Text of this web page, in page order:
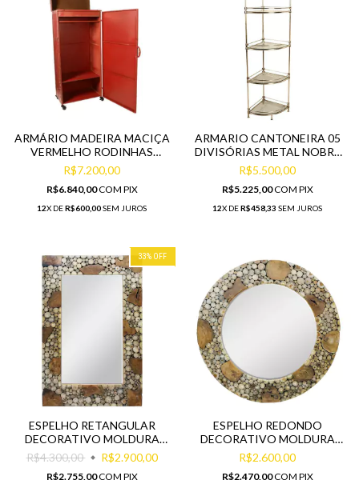
ARMÁRIO MADEIRA MACIÇA
VERMELHO RODINHAS
PRIMEIRA
R$7.200,00
R$6.840,00COM PIX
12X DER$600,00SEM JUROS
ARMARIO CANTONEIRA 05
DIVISÓRIAS METAL NOBRE
PRIMEIRA LINHA
R$5.500,00
R$5.225,00COM PIX
12X DER$458,33 SEM JUROS
33% OFF
ESPELHO RETANGULAR
DECORATIVO MOLDURA
TRONCOS MADEIRA
R$4.300,00 R$2.900,00
R$2.755,00COM PIX
ESPELHO REDONDO
DECORATIVO MOLDURA
TRONCOS MADEIRA
R$2.600,00
R$2.470,00COM PIX